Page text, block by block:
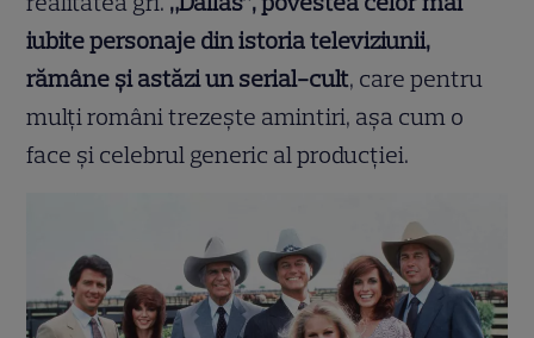
iubite personaje din istoria televiziunii,
rămâne şi astăzi un serial-cult, care pentru
mulţi români trezeşte amintiri, așa cum o
face și celebrul generic al producției.